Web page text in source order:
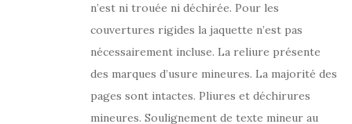
n’est ni trouée ni déchirée. Pour les
couvertures rigides la jaquette n’est pas
nécessairement incluse. La reliure présente
des marques d’usure mineures. La majorité des
pages sont intactes. Pliures et déchirures
mineures. Soulignement de texte mineur au